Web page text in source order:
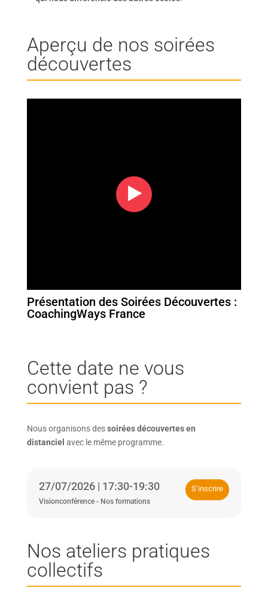
Aperçu de nos soirées
découvertes
‣
Présentation des Soirées Découvertes :
CoachingWays France
Cette date ne vous
convient pas ?
Nous organisons dessoirées découvertes en
distanciel avec le même programme.
S’inscrire
27/07/2026 | 17:30-19:30
Visionconférence - Nos formations
Nos ateliers pratiques
collectifs